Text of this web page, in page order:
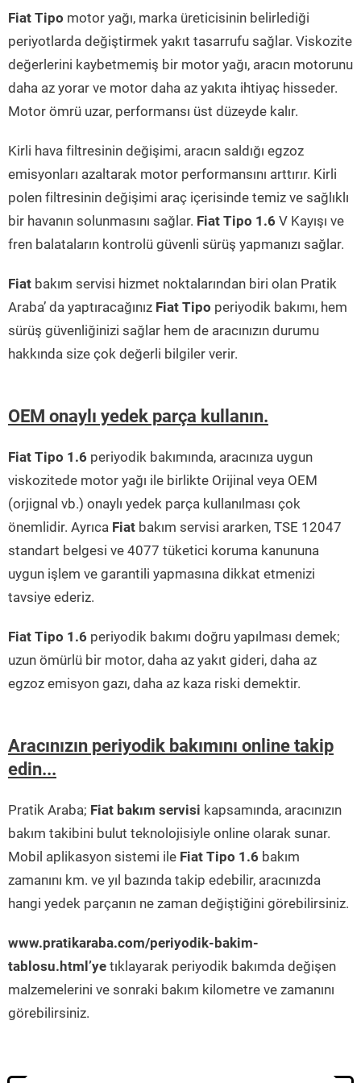
Fiat Tipo motor yağı, marka üreticisinin belirlediği
periyotlarda değiştirmek yakıt tasarrufu sağlar. Viskozite
değerlerini kaybetmemiş bir motor yağı, aracın motorunu
daha az yorar ve motor daha az yakıta ihtiyaç hisseder.
Motor ömrü uzar, performansı üst düzeyde kalır.
Kirli hava filtresinin değişimi, aracın saldığı egzoz
emisyonları azaltarak motor performansını arttırır. Kirli
polen filtresinin değişimi araç içerisinde temiz ve sağlıklı
bir havanın solunmasını sağlar. Fiat Tipo 1.6 V Kayışı ve
fren balataların kontrolü güvenli sürüş yapmanızı sağlar.
Fiat bakım servisi hizmet noktalarından biri olan Pratik
Araba’ da yaptıracağınız Fiat Tipo periyodik bakımı, hem
sürüş güvenliğinizi sağlar hem de aracınızın durumu
hakkında size çok değerli bilgiler verir.
OEM onaylı yedek parça kullanın.
Fiat Tipo 1.6 periyodik bakımında, aracınıza uygun
viskozitede motor yağı ile birlikte Orijinal veya OEM
(orjignal vb.) onaylı yedek parça kullanılması çok
önemlidir. Ayrıca Fiat bakım servisi ararken, TSE 12047
standart belgesi ve 4077 tüketici koruma kanununa
uygun işlem ve garantili yapmasına dikkat etmenizi
tavsiye ederiz.
Fiat Tipo 1.6 periyodik bakımı doğru yapılması demek;
uzun ömürlü bir motor, daha az yakıt gideri, daha az
egzoz emisyon gazı, daha az kaza riski demektir.
Aracınızın periyodik bakımını online takip
edin...
Pratik Araba; Fiat bakım servisi kapsamında, aracınızın
bakım takibini bulut teknolojisiyle online olarak sunar.
Mobil aplikasyon sistemi ile Fiat Tipo 1.6 bakım
zamanını km. ve yıl bazında takip edebilir, aracınızda
hangi yedek parçanın ne zaman değiştiğini görebilirsiniz.
www.pratikaraba.com/periyodik-bakim-
tablosu.html’ye tıklayarak periyodik bakımda değişen
malzemelerini ve sonraki bakım kilometre ve zamanını
görebilirsiniz.